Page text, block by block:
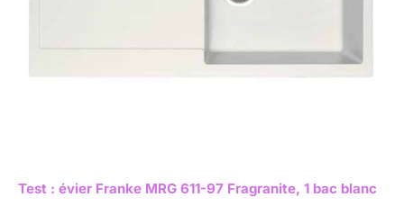
Test : évier Franke MRG 611-97 Fragranite, 1 bac blanc